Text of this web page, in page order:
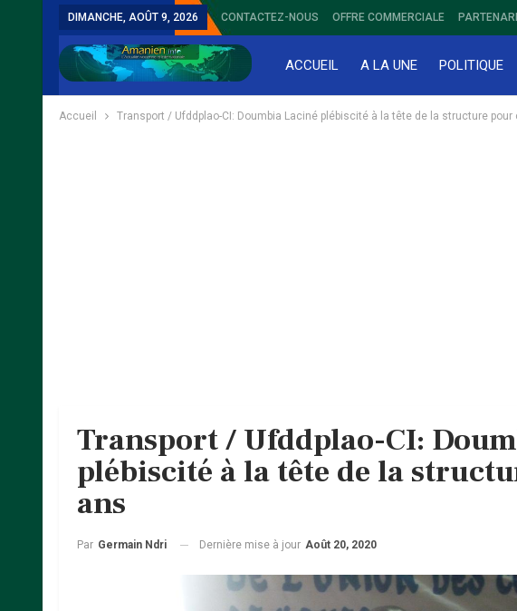
DIMANCHE, AOÛT 9, 2026 CONTACTEZ-NOUS OFFRE COMMERCIALE
ACCUEIL A LA UNE POLITIQUE
Accueil Transport / Ufddplao-CI: Doumbia Laciné plébiscité à la tête de la structure pour
Transport / Ufddplao-CI:
plébiscité à la tête de la
ans
Par Germain Ndri Dernière mise à jour Août 20, 2020